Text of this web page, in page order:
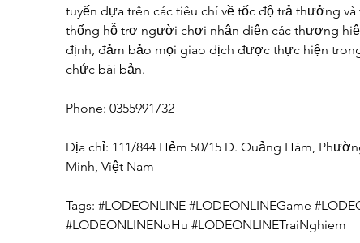
tuyến dựa trên các tiêu chí về tốc độ trả thưởng
thống hỗ trợ người chơi nhận diện các thương
định, đảm bảo mọi giao dịch được thực hiện
chức bài bản.
Phone: 0355991732
Địa chỉ: 111/844 Hẻm 50/15 Đ. Quảng Hàm,
Minh, Việt Nam
Tags: #LODEONLINE #LODEONLINEGame
#LODEONLINENoHu #LODEONLINETraiNghiem